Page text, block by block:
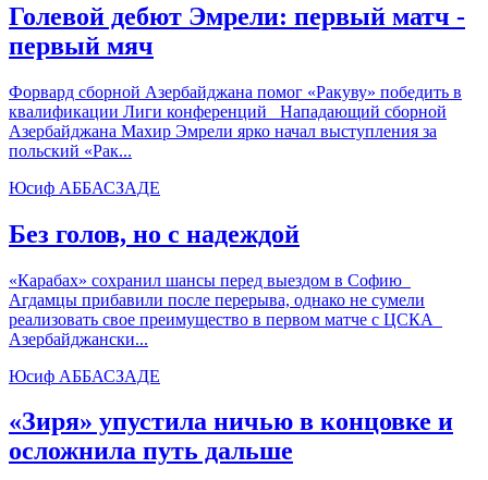
Голевой дебют Эмрели: первый матч -
первый мяч
Форвард сборной Азербайджана помог «Ракуву» победить в
квалификации Лиги конференций Нападающий сборной
Азербайджана Махир Эмрели ярко начал выступления за
польский «Рак...
Юсиф АББАСЗАДЕ
Без голов, но с надеждой
«Карабах» сохранил шансы перед выездом в Софию
Агдамцы прибавили после перерыва, однако не сумели
реализовать свое преимущество в первом матче с ЦСКА
Азербайджански...
Юсиф АББАСЗАДЕ
«Зиря» упустила ничью в концовке и
осложнила путь дальше